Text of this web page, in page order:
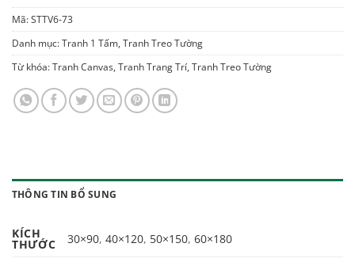
Mã:STTV6-73
Danh mục:Tranh 1 Tấm, Tranh Treo Tường
Từ khóa:Tranh Canvas, Tranh Trang Trí, Tranh Treo Tường
THÔNG TIN BỔ SUNG
KÍCH
THƯỚC 30×90, 40×120, 50×150, 60×180